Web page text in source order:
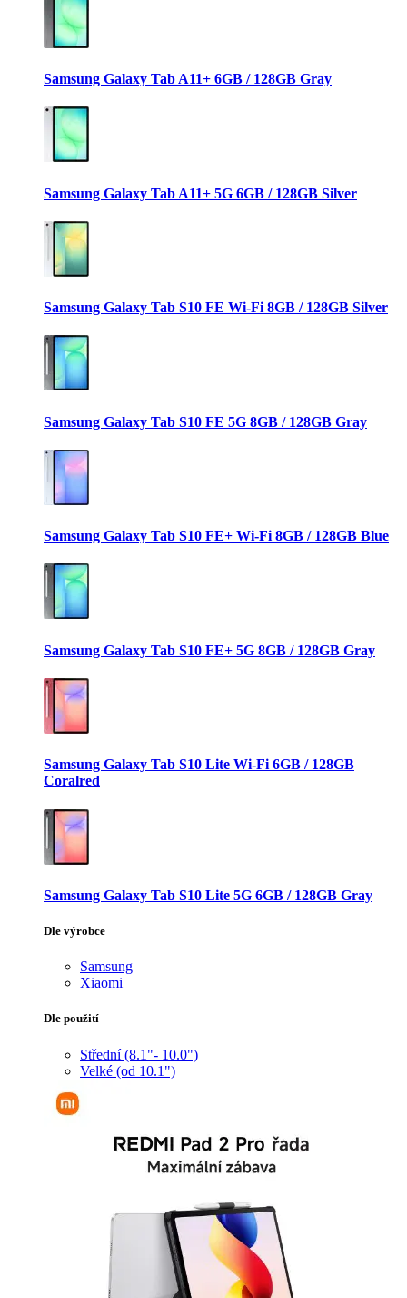
Samsung Galaxy Tab A11+ 6GB / 128GB Gray
Samsung Galaxy Tab A11+ 5G 6GB / 128GB Silver
Samsung Galaxy Tab S10 FE Wi-Fi 8GB / 128GB Silver
Samsung Galaxy Tab S10 FE 5G 8GB / 128GB Gray
Samsung Galaxy Tab S10 FE+ Wi-Fi 8GB / 128GB Blue
Samsung Galaxy Tab S10 FE+ 5G 8GB / 128GB Gray
Samsung Galaxy Tab S10 Lite Wi-Fi 6GB / 128GB
Coralred
Samsung Galaxy Tab S10 Lite 5G 6GB / 128GB Gray
Dle výrobce
Samsung
Xiaomi
Dle použití
Střední (8.1"- 10.0")
Velké (od 10.1")